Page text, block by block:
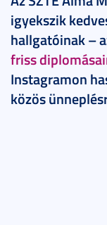
igyekszik
hallgatóinak –
friss
Instagramon
közös